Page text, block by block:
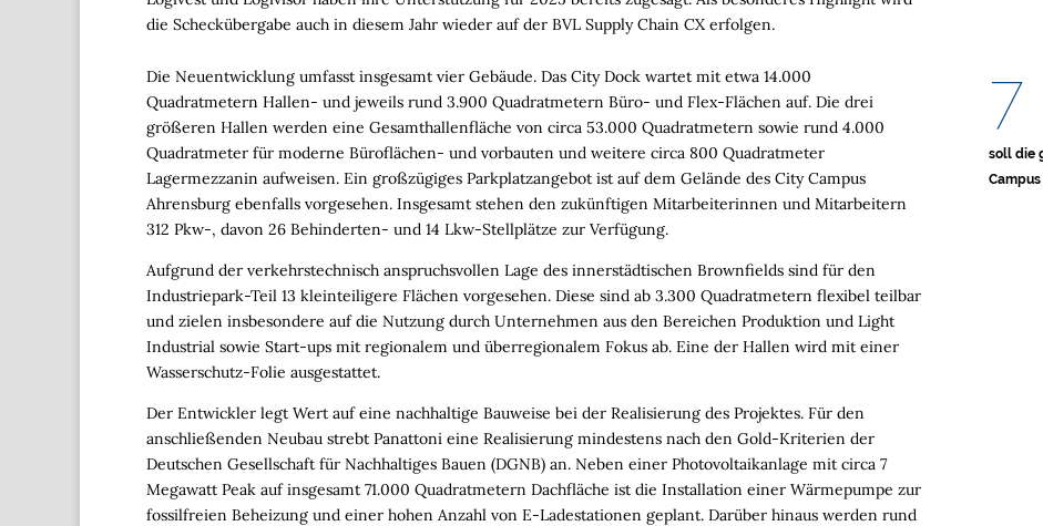
die Scheckübergabe auch in diesem Jahr wieder auf der BVL SupplyChain CX erfolgen.
Die Neuentwicklung umfasst insgesamt vier Gebäude. Das City Dock wartet mit etwa 14.000
Quadratmetern Hallen- und jeweils rund 3.900 Quadratmetern Büro- und Flex-Flächen auf. Die drei
größeren Hallen werden eine Gesamthallenfläche von circa 53.000 Quadratmetern sowie rund 4.000
Quadratmeter für moderne Büroflächen- und vorbauten und weitere circa 800 Quadratmeter
Lagermezzanin aufweisen. Ein großzügiges Parkplatzangebot ist auf dem Gelände des City Campus
Ahrensburg ebenfalls vorgesehen. Insgesamt stehen den zukünftigen Mitarbeiterinnen und Mitarbeitern
312 Pkw-, davon 26 Behinderten- und 14 Lkw-Stellplätze zur Verfügung.
Aufgrund der verkehrstechnisch anspruchsvollen Lage des innerstädtischen Brownfields sind für den
Industriepark-Teil 13 kleinteiligere Flächen vorgesehen. Diese sind ab 3.300 Quadratmetern flexibel teilbar
und zielen insbesondere auf die Nutzung durch Unternehmen aus den Bereichen Produktion und Light
Industrial sowie Start-ups mit regionalem und überregionalem Fokus ab. Eine der Hallen wird mit einer
Wasserschutz-Folie ausgestattet.
Der Entwickler legt Wert auf eine nachhaltige Bauweise bei der Realisierung des Projektes. Für den
anschließenden Neubau strebt Panattoni eine Realisierung mindestens nach den Gold-Kriterien der
Deutschen Gesellschaft für Nachhaltiges Bauen (DGNB) an. Neben einer Photovoltaikanlage mit circa 7
Megawatt Peak auf insgesamt 71.000 Quadratmetern Dachfläche ist die Installation einer Wärmepumpe zur
fossilfreien Beheizung und einer hohen Anzahl von E-Ladestationen geplant. Darüber hinaus werden rund
soll die